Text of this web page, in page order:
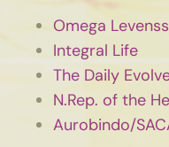
Omega
Integral Life
The Daily
N.Rep. of the
Aurobindo/